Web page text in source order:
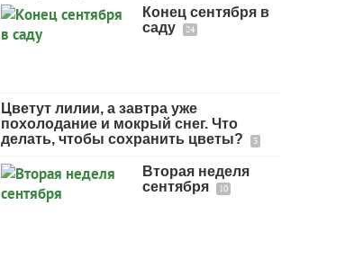
Конец сентября в
саду
24
Цветут лилии, а завтра уже
похолодание и мокрый снег. Что
делать, чтобы сохранить цветы?
3
Вторая неделя
сентября
10